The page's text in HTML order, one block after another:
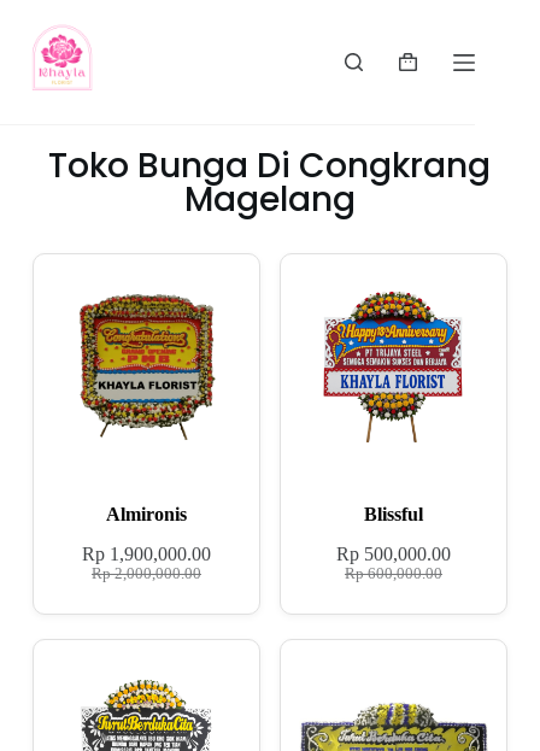
Toko Bunga Di Congkrang
Magelang
Almironis
Rp2,000,000.00
Rp1,900,000.00
Blissful
Rp600,000.00
Rp 500,000.00